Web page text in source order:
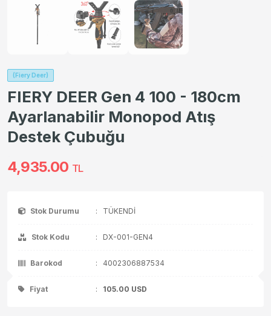
(Fiery Deer)
FIERY DEER Gen 4 100 - 180cm
Ayarlanabilir Monopod Atış
Destek Çubuğu
4,935.00 TL
Stok Durumu : TÜKENDİ
Stok Kodu : DX-001-GEN4
Barokod : 4002306887534
Fiyat : 105.00 USD